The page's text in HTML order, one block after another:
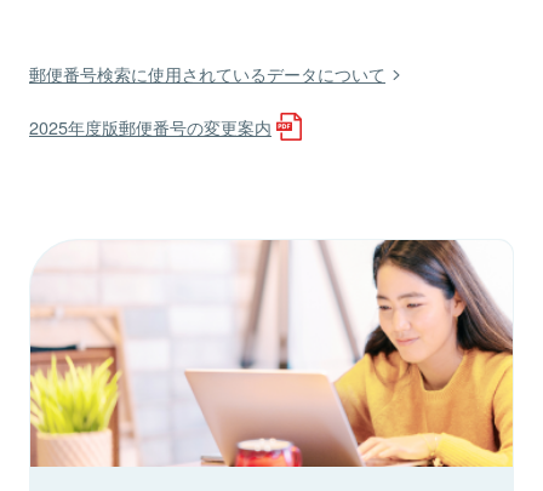
郵便番号検索に使用されているデータについて
2025年度版郵便番号の変更案内